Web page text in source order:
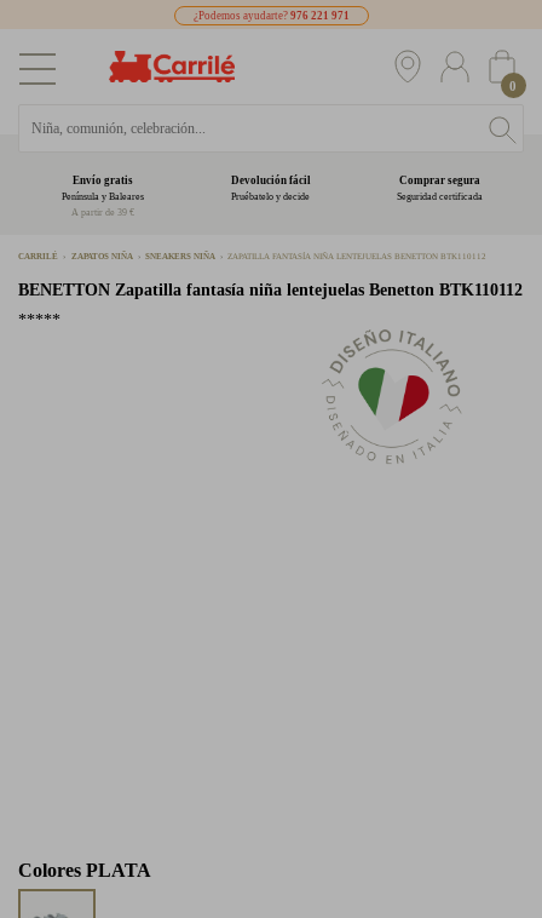
¿Podemos ayudarte? 976 221 971
0
Envío gratis
Península y Baleares
A partir de 39 €
Devolución fácil
Pruébatelo y decide
Comprar segura
Seguridad certificada
CARRILÉ ZAPATOS NIÑA SNEAKERS NIÑA ZAPATILLA FANTASÍA NIÑA LENTEJUELAS BENETTON BTK110112
BENETTON Zapatilla fantasía niña lentejuelas Benetton BTK110112
*****
Colores PLATA